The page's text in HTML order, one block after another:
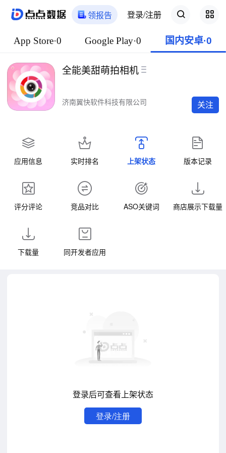
领报告 登录/注册
App Store·0 Google Play·0 国内安卓·0
全能美甜萌拍相机
济南翼快软件科技有限公司 关注
应用信息 实时排名 上架状态 版本记录
评分评论 竞品对比 ASO关键词 商店展示下载量
下载量 同开发者应用
登录后可查看上架状态
登录/注册